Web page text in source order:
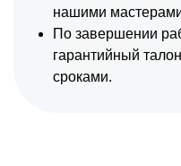
нашими
По завершении
гарантийный
сроками.